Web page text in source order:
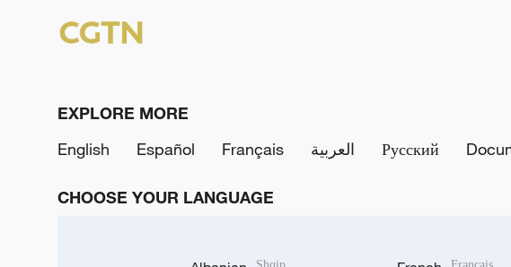
EXPLORE MORE
English
Español Français العربية Русский
CHOOSE YOUR LANGUAGE